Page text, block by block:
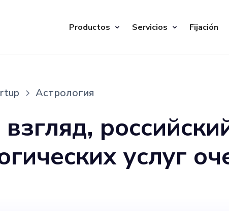
Productos Servicios Fijación
Астрология
услуг